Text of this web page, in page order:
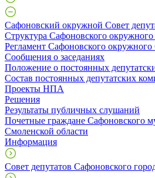
Сафоновский окружной Совет
Структура Сафоновского окружного
Регламент Сафоновского окружного
Сообщения о заседаниях
Положение о постоянных
Состав постоянных депутатских
Проекты НПА
Решения
Результаты публичных слушаний
Почетные граждане Сафоновского
Смоленской области
Информация
Совет депутатов Сафоновского